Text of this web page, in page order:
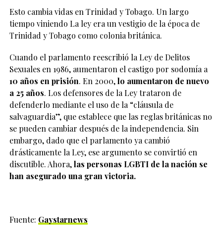
Esto cambia vidas en Trinidad y Tobago. Un largo
tiempo viniendo La ley era un vestigio de la época de
Trinidad y Tobago como colonia británica.
Cuando el parlamento reescribió la Ley de Delitos
Sexuales en 1986, aumentaron el castigo por sodomía a
10 años en prisión. En 2000,lo aumentaron de nuevo
a 25 años. Los defensores de la Ley trataron de
defenderlo mediante el uso de la “cláusula de
salvaguardia”, que establece que las reglas británicas no
se pueden cambiar después de la independencia. Sin
embargo, dado que el parlamento ya cambió
drásticamente la Ley, ese argumento se convirtió en
discutible. Ahora,las personas LGBTI de la nación se
han asegurado una gran victoria.
Fuente: Gaystarnews